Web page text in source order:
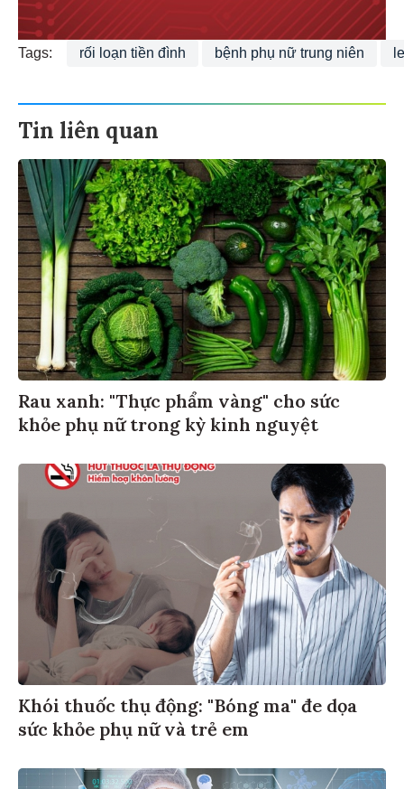
Tags: rối loạn tiền đình bệnh phụ nữ trung niên
Tin liên quan
Rau xanh: "Thực phẩm vàng" cho sức
khỏe phụ nữ trong kỳ kinh nguyệt
Khói thuốc thụ động: "Bóng ma" đe dọa
sức khỏe phụ nữ và trẻ em